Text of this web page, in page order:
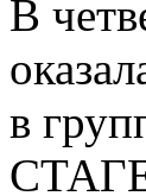
В
в